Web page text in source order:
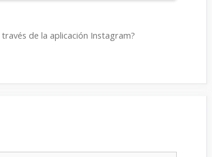
de la aplicación Instagram?